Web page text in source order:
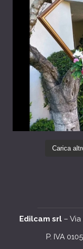
Carica
Edilcam srl– Via
P. IVA